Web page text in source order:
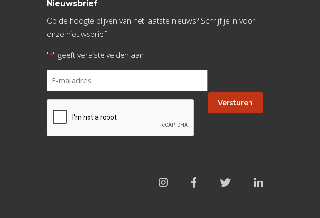
Nieuwsbrief
Op de hoogte blijven van het laatste nieuws? Schrijf je in voor
onze nieuwsbrief!
"*" geeft vereiste velden aan
mailadres
* Versturen